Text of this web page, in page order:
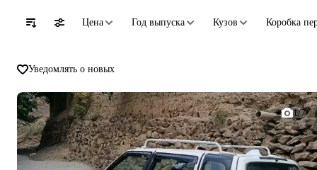
Цена Год выпуска Кузов Коробка
Уведомлять о новых
1/7